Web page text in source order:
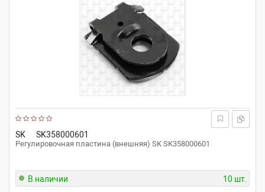
SK SK358000601
Регулировочная пластина (внешняя) SK SK358000601
В наличии 10 шт.